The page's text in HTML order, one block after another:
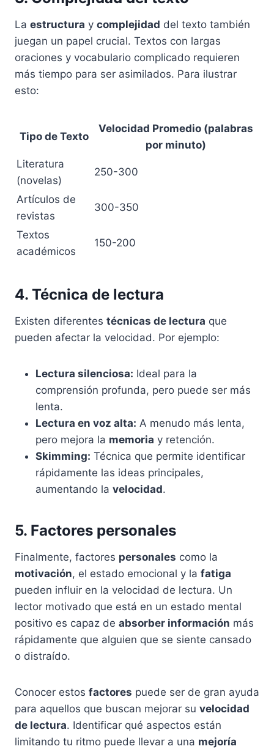
La estructura y complejidad del texto también
juegan un papel crucial. Textos con largas
oraciones y vocabulario complicado requieren
más tiempo para ser asimilados. Para ilustrar
esto:
Tipo de Texto
Velocidad Promedio (palabras
por minuto)
Literatura
(novelas)
250-300
Artículos de
revistas
300-350
Textos
académicos
150-200
4. Técnica de lectura
Existen diferentes técnicas de lectura que
pueden afectar la velocidad. Por ejemplo:
Lectura silenciosa: Ideal para la
comprensión profunda, pero puede ser más
lenta.
Lectura en voz alta: A menudo más lenta,
pero mejora la memoria y retención.
Skimming: Técnica que permite identificar
rápidamente las ideas principales,
aumentando la velocidad.
5. Factores personales
Finalmente, factores personales como la
motivación, el estado emocional y la fatiga
pueden influir en la velocidad de lectura. Un
lector motivado que está en un estado mental
positivo es capaz de absorber información más
rápidamente que alguien que se siente cansado
o distraído.
Conocer estos factores puede ser de gran ayuda
para aquellos que buscan mejorar su velocidad
de lectura. Identificar qué aspectos están
limitando tu ritmo puede llevar a una mejoría